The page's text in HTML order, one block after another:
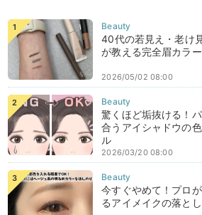
40代の若見え・老け
が教える完全眉カラ
2026/05/02 08:00
驚くほど垢抜ける！
合うアイシャドウの
ル
2026/03/20 08:00
今すぐやめて！プロ
るアイメイクの落と